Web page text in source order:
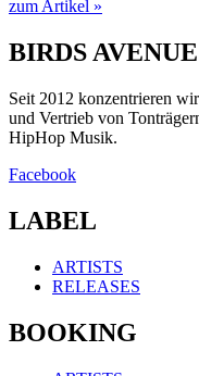
zum Artikel »
BIRDS
Seit 2012 konzentrieren
und Vertrieb von
HipHop Musik.
Facebook
LABEL
ARTISTS
RELEASES
BOOKING